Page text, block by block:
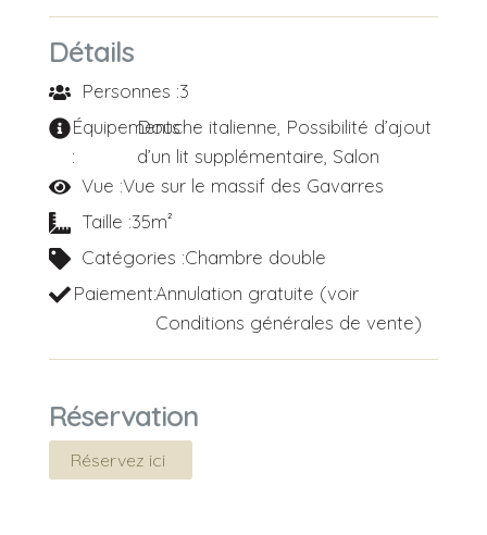
Détails
Personnes :3
Équipements
:
Douche italienne, Possibilité d’ajout
d’un lit supplémentaire, Salon
Vue :Vue sur le massif des Gavarres
Taille :35m²
Catégories :Chambre double
Paiement:Annulation gratuite (voir
Conditions générales de vente)
Réservation
Réservez ici